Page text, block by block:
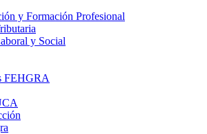
y Formación Profesional
y Social
FEHGRA